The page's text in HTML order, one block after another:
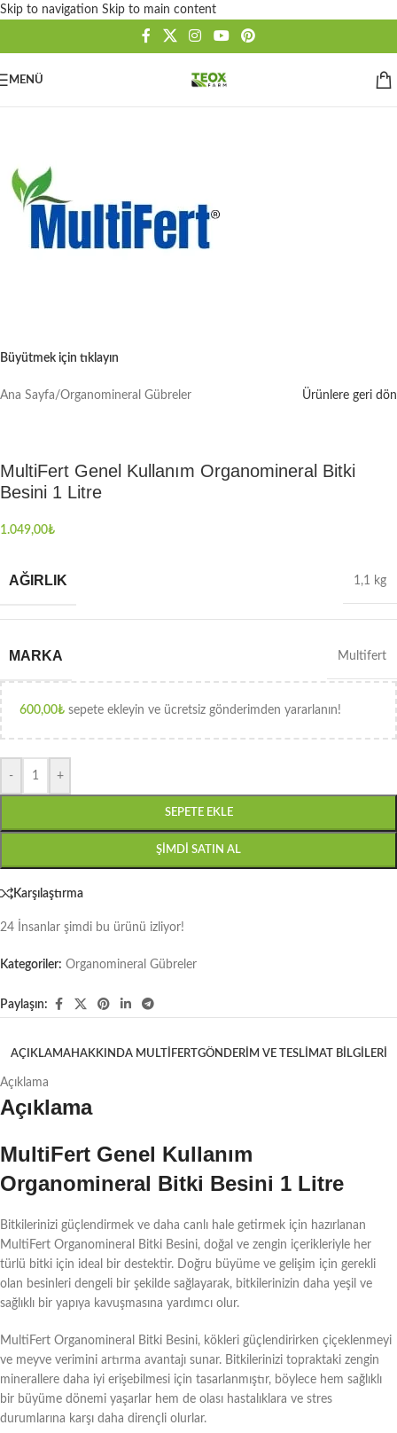
Skip to navigation Skip to main content
MENÜ
Büyütmek için tıklayın
Ana Sayfa/Organomineral Gübreler Ürünlere geri dön
MultiFert Genel Kullanım Organomineral Bitki
Besini 1 Litre
1.049,00₺
AĞIRLIK 1,1 kg
MARKA Multifert
600,00₺ sepete ekleyin ve ücretsiz gönderimden yararlanın!
- +
SEPETE EKLE
ŞIMDI SATIN AL
Karşılaştırma
24 İnsanlar şimdi bu ürünü izliyor!
Kategoriler: Organomineral Gübreler
Paylaşın:
AÇIKLAMAHAKKINDA MULTIFERT GÖNDERIM VE TESLIMAT BILGILERI
Açıklama
Açıklama
MultiFert Genel Kullanım
Organomineral Bitki Besini 1 Litre
Bitkilerinizi güçlendirmek ve daha canlı hale getirmek için hazırlanan
MultiFert Organomineral Bitki Besini, doğal ve zengin içerikleriyle her
türlü bitki için ideal bir destektir. Doğru büyüme ve gelişim için gerekli
olan besinleri dengeli bir şekilde sağlayarak, bitkilerinizin daha yeşil ve
sağlıklı bir yapıya kavuşmasına yardımcı olur.
MultiFert Organomineral Bitki Besini, kökleri güçlendirirken çiçeklenmeyi
ve meyve verimini artırma avantajı sunar. Bitkilerinizi topraktaki zengin
minerallere daha iyi erişebilmesi için tasarlanmıştır, böylece hem sağlıklı
bir büyüme dönemi yaşarlar hem de olası hastalıklara ve stres
durumlarına karşı daha dirençli olurlar.